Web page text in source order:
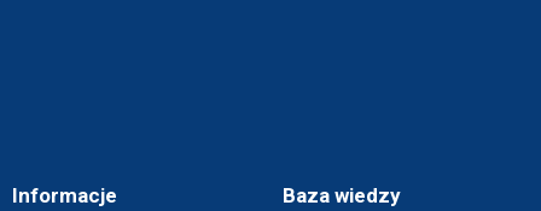
Informacje Baza wiedzy